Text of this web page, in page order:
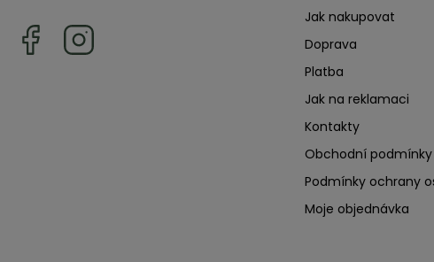
Jak nakupovat
Doprava
Platba
Jak na reklamaci
Kontakty
Obchodní podmínky
Podmínky ochrany
Moje objednávka